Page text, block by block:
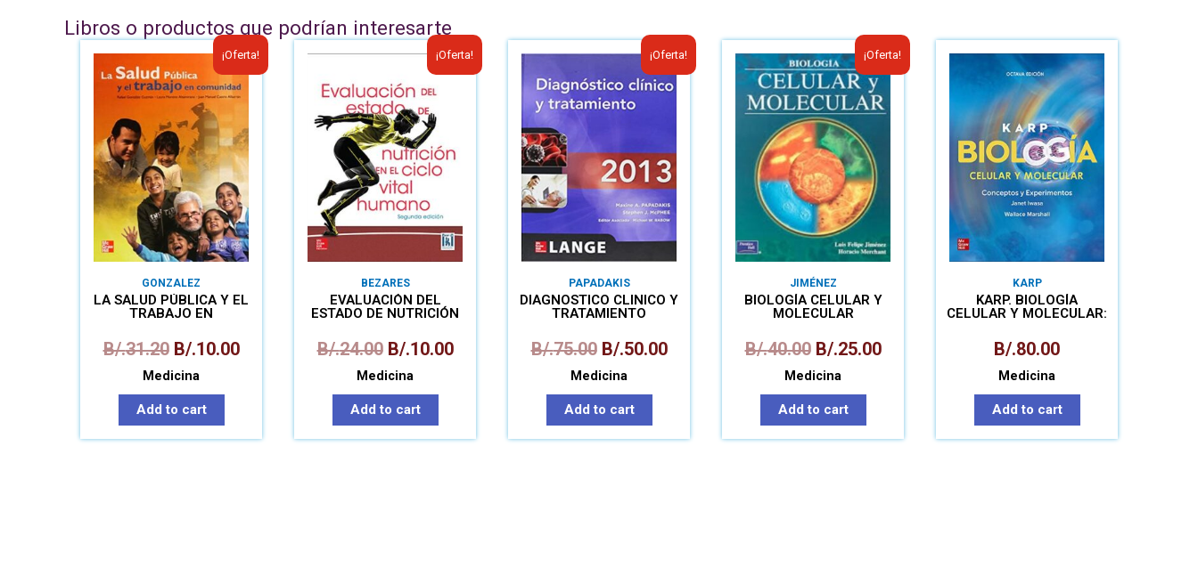
Libros o productos que podrían interesarte
¡Oferta!
GONZALEZ
LA SALUD PÚBLICA Y EL
TRABAJO EN
B/.31.20 B/.10.00
Medicina
Add to cart
¡Oferta!
BEZARES
EVALUACIÓN DEL
ESTADO DE NUTRICIÓN
B/.24.00 B/.10.00
Medicina
Add to cart
¡Oferta!
PAPADAKIS
DIAGNOSTICO CLINICO Y
TRATAMIENTO
B/.75.00 B/.50.00
Medicina
Add to cart
¡Oferta!
JIMÉNEZ
BIOLOGÍA CELULAR Y
MOLECULAR
B/.40.00 B/.25.00
Medicina
Add to cart
KARP
KARP. BIOLOGÍA
CELULAR Y MOLECULAR:
EXPERIMENTOS
B/.80.00
Medicina
Add to cart